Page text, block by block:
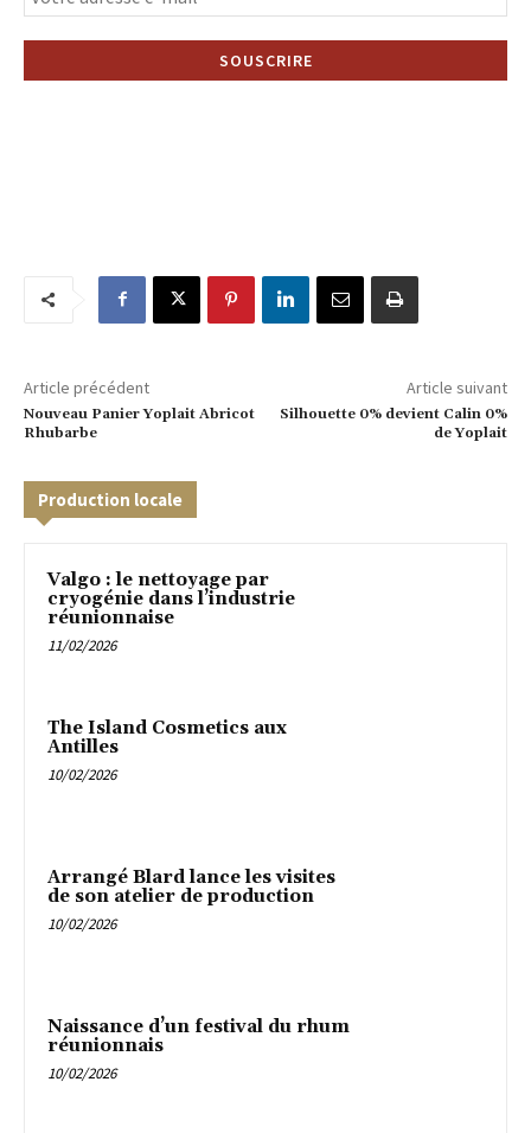
Article précédent
Nouveau Panier Yoplait Abricot
Rhubarbe
Article suivant
Silhouette 0% devient Calin 0%
de Yoplait
Production locale
Valgo : le nettoyage par
cryogénie dans l’industrie
réunionnaise
11/02/2026
The Island Cosmetics aux
Antilles
10/02/2026
Arrangé Blard lance les visites
de son atelier de production
10/02/2026
Naissance d’un festival du rhum
réunionnais
10/02/2026